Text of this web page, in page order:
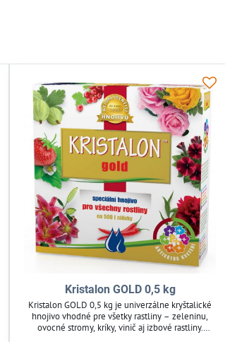
Kristalon GOLD 0,5 kg
Kristalon GOLD 0,5 kg je univerzálne kryštalické
hnojivo vhodné pre všetky rastliny – zeleninu,
ovocné stromy, kríky, vinič aj izbové rastliny.